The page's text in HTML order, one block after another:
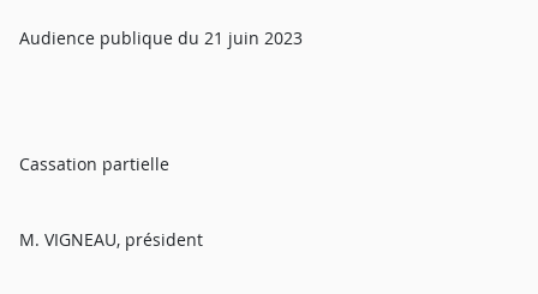
Audience publique du 21 juin 2023
Cassation partielle
M. VIGNEAU, président